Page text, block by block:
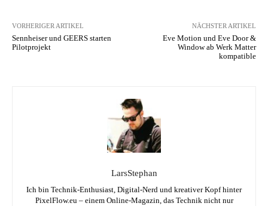
VORHERIGER ARTIKEL
Sennheiser und GEERS starten
Pilotprojekt
NÄCHSTER ARTIKEL
Eve Motion und Eve Door &
Window ab Werk Matter
kompatible
LarsStephan
Ich bin Technik-Enthusiast, Digital-Nerd und kreativer Kopf hinter
PixelFlow.eu – einem Online-Magazin, das Technik nicht nur